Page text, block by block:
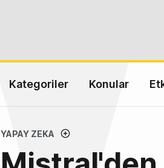
Kategoriler Konular
YAPAY ZEKA